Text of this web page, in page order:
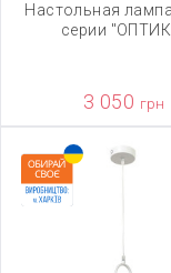
Настольная
серии
3 050 грн